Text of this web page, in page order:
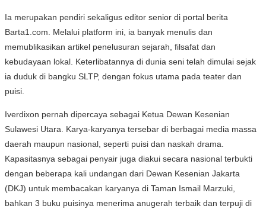
Ia merupakan pendiri sekaligus editor senior di portal berita
Barta1.com. Melalui platform ini, ia banyak menulis dan
memublikasikan artikel penelusuran sejarah, filsafat dan
kebudayaan lokal. Keterlibatannya di dunia seni telah dimulai sejak
ia duduk di bangku SLTP, dengan fokus utama pada teater dan
puisi.
Iverdixon pernah dipercaya sebagai Ketua Dewan Kesenian
Sulawesi Utara. Karya-karyanya tersebar di berbagai media massa
daerah maupun nasional, seperti puisi dan naskah drama.
Kapasitasnya sebagai penyair juga diakui secara nasional terbukti
dengan beberapa kali undangan dari Dewan Kesenian Jakarta
(DKJ) untuk membacakan karyanya di Taman Ismail Marzuki,
bahkan 3 buku puisinya menerima anugerah terbaik dan terpuji di